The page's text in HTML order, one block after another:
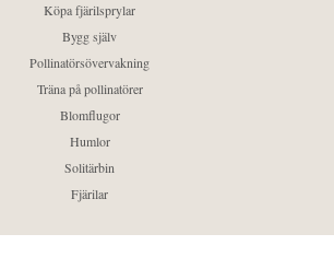
Köpa fjärilsprylar
Bygg själv
Pollinatörsövervakning
Träna på pollinatörer
Blomflugor
Humlor
Solitärbin
Fjärilar